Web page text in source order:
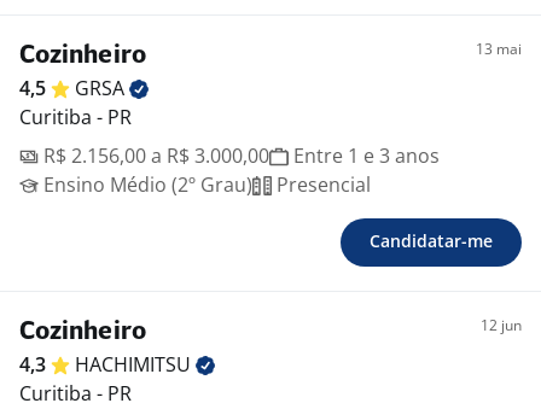
Cozinheiro 13 mai
4,5
GRSA
Curitiba - PR
R$ 2.156,00 a R$ 3.000,00
Entre 1 e 3 anos
Ensino Médio (2º Grau)
Presencial
Candidatar-me
Cozinheiro 12 jun
4,3
HACHIMITSU
Curitiba - PR